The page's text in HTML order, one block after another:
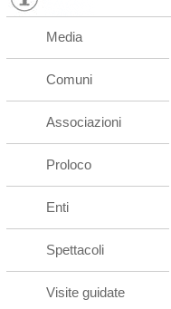
Media
Comuni
Associazioni
Proloco
Enti
Spettacoli
Visite guidate